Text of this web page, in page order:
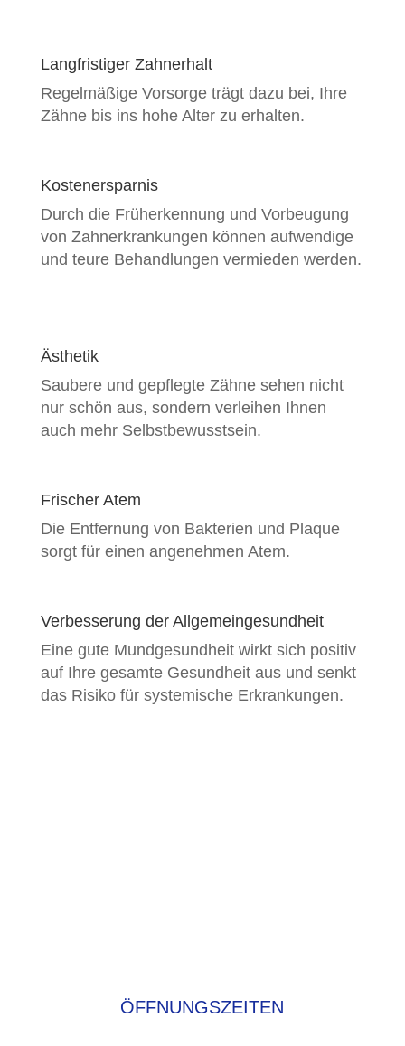
Langfristiger Zahnerhalt
Regelmäßige Vorsorge trägt dazu bei, Ihre
Zähne bis ins hohe Alter zu erhalten.
Kostenersparnis
Durch die Früherkennung und Vorbeugung
von Zahnerkrankungen können aufwendige
und teure Behandlungen vermieden werden.
Ästhetik
Saubere und gepflegte Zähne sehen nicht
nur schön aus, sondern verleihen Ihnen
auch mehr Selbstbewusstsein.
Frischer Atem
Die Entfernung von Bakterien und Plaque
sorgt für einen angenehmen Atem.
Verbesserung der Allgemeingesundheit
Eine gute Mundgesundheit wirkt sich positiv
auf Ihre gesamte Gesundheit aus und senkt
das Risiko für systemische Erkrankungen.
ÖFFNUNGS­ZEITEN